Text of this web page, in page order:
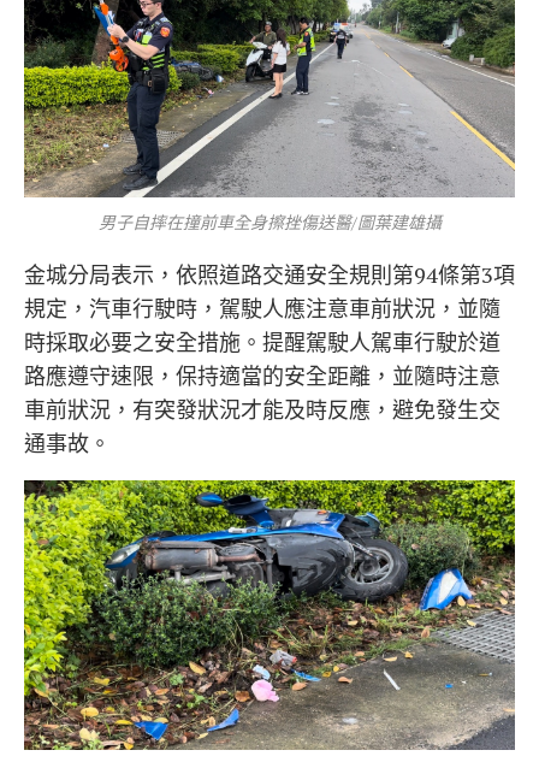
男子自摔在撞前車全身擦挫傷送醫/圖葉建雄攝
金城分局表示，依照道路交通安全規則第94條第3項
規定，汽車行駛時，駕駛人應注意車前狀況，並隨
時採取必要之安全措施。提醒駕駛人駕車行駛於道
路應遵守速限，保持適當的安全距離，並隨時注意
車前狀況，有突發狀況才能及時反應，避免發生交
通事故。